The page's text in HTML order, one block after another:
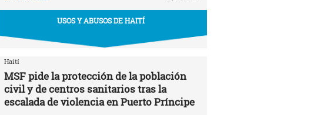
USOS Y ABUSOS DE HAITÍ
Haití
MSF pide la protección de la población
civil y de centros sanitarios tras la
escalada de violencia en Puerto Príncipe